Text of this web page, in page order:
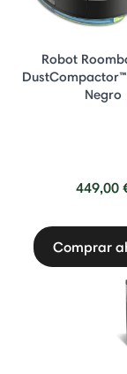
Robot
Negro
449,00
Comprar